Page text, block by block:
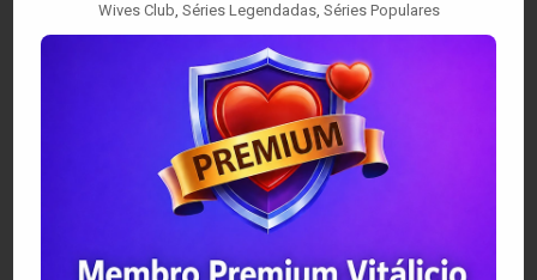
Wives Club, Séries Legendadas, Séries Populares